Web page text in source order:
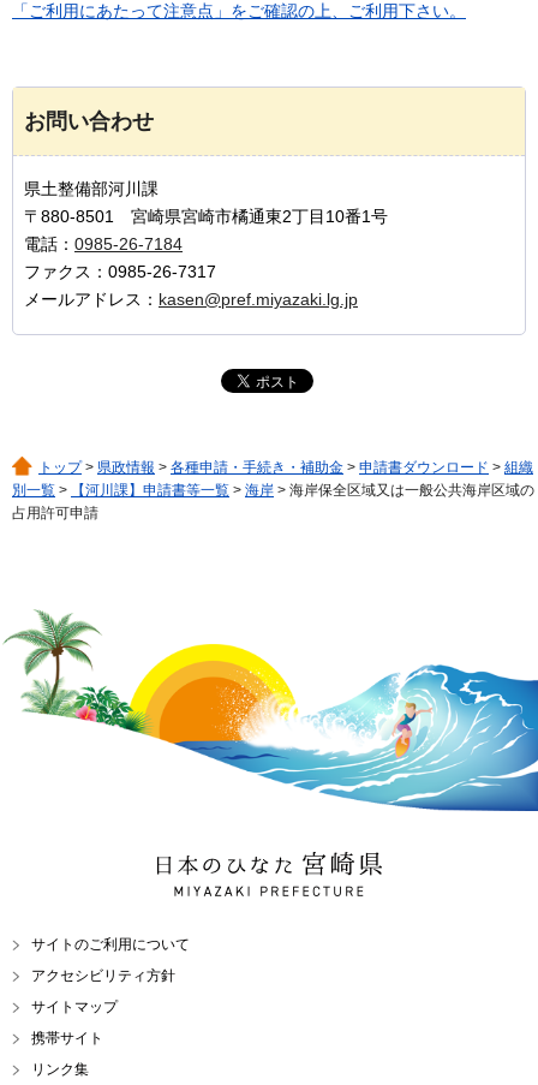
「ご利用にあたって注意点」をご確認の上、ご利用下さい。
お問い合わせ
県土整備部河川課
〒880-8501 宮崎県宮崎市橘通東2丁目10番1号
電話： 0985-26-7184
ファクス：0985-26-7317
メールアドレス： kasen@pref.miyazaki.lg.jp
トップ> 県政情報 > 各種申請・手続き・補助金 > 申請書ダウンロード > 組織
別一覧 > 【河川課】申請書等一覧 > 海岸 > 海岸保全区域又は一般公共海岸区域の
占用許可申請
日本のひなた 宮崎県
MIYAZAKI PREFECTURE
サイトのご利用について
アクセシビリティ方針
サイトマップ
携帯サイト
リンク集